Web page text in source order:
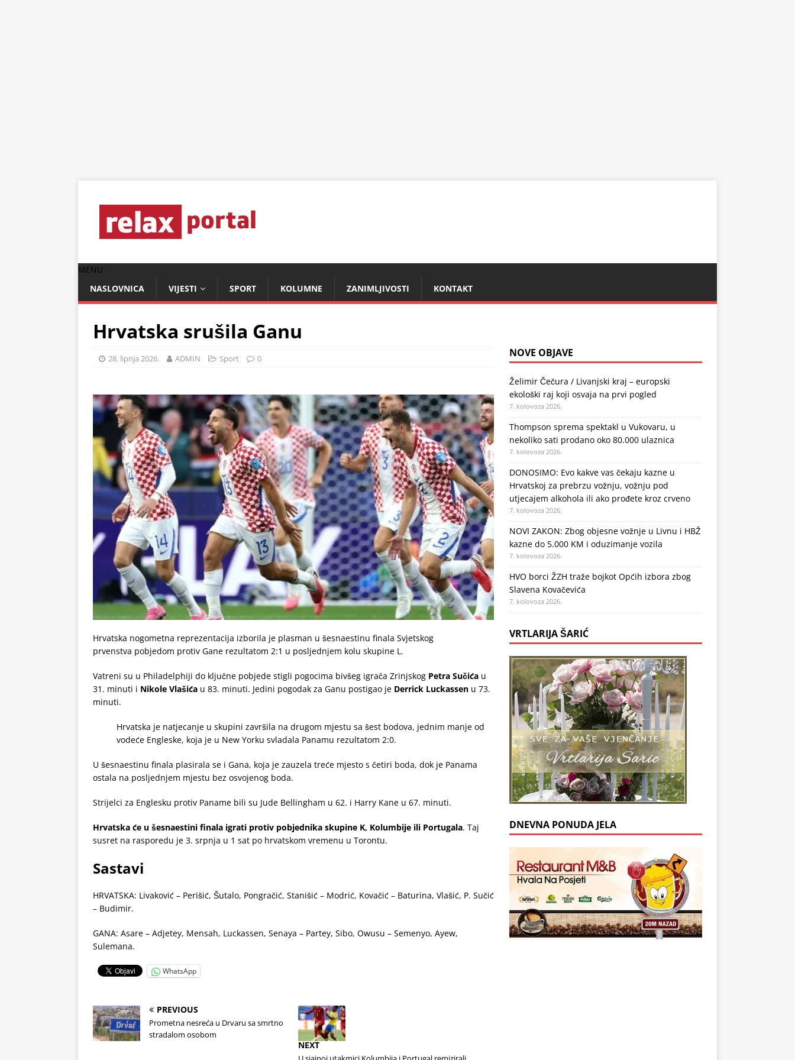
MENU
NASLOVNICA
VIJESTI SPORT KOLUMNE ZANIMLJIVOSTI KONTAKT
Hrvatska srušila Ganu
28. lipnja 2026. ADMIN Sport 0
Hrvatska nogometna reprezentacija izborila je plasman u šesnaestinu finala Svjetskog
prvenstva pobjedom protiv Gane rezultatom 2:1 u posljednjem kolu skupine L.
Vatreni su u Philadelphiji do ključne pobjede stigli pogocima bivšeg igrača Zrinjskog Petra Sučića u
31. minuti i Nikole Vlašića u 83. minuti. Jedini pogodak za Ganu postigao je Derrick Luckassen u 73.
minuti.
Hrvatska je natjecanje u skupini završila na drugom mjestu sa šest bodova, jednim manje od
vodeće Engleske, koja je u New Yorku svladala Panamu rezultatom 2:0.
U šesnaestinu finala plasirala se i Gana, koja je zauzela treće mjesto s četiri boda, dok je Panama
ostala na posljednjem mjestu bez osvojenog boda.
Strijelci za Englesku protiv Paname bili su Jude Bellingham u 62. i Harry Kane u 67. minuti.
Hrvatska će u šesnaestini finala igrati protiv pobjednika skupine K, Kolumbije ili Portugala. Taj
susret na rasporedu je 3. srpnja u 1 sat po hrvatskom vremenu u Torontu.
Sastavi
HRVATSKA: Livaković – Perišić, Šutalo, Pongračić, Stanišić – Modrić, Kovačić – Baturina, Vlašić, P. Sučić
– Budimir.
GANA: Asare – Adjetey, Mensah, Luckassen, Senaya – Partey, Sibo, Owusu – Semenyo, Ayew,
Sulemana.
WhatsApp
PREVIOUS
Prometna nesreća u Drvaru sa smrtno
stradalom osobom
NEXT
NOVE OBJAVE
Želimir Čečura / Livanjski kraj – europski
ekološki raj koji osvaja na prvi pogled
7. kolovoza 2026.
Thompson sprema spektakl u Vukovaru, u
nekoliko sati prodano oko 80.000 ulaznica
7. kolovoza 2026.
DONOSIMO: Evo kakve vas čekaju kazne u
Hrvatskoj za prebrzu vožnju, vožnju pod
utjecajem alkohola ili ako prođete kroz crveno
7. kolovoza 2026.
NOVI ZAKON: Zbog objesne vožnje u Livnu i HBŽ
kazne do 5.000 KM i oduzimanje vozila
7. kolovoza 2026.
HVO borci ŽZH traže bojkot Općih izbora zbog
Slavena Kovačevića
7. kolovoza 2026.
VRTLARIJA ŠARIĆ
DNEVNA PONUDA JELA